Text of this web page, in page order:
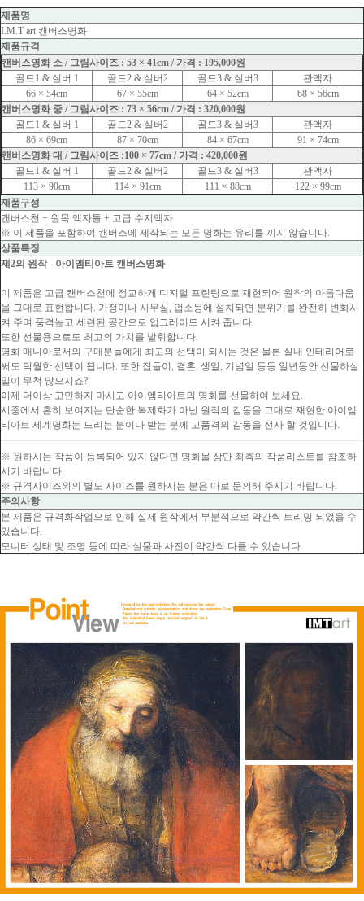
제품명
I.M.T art 캔버스명화
제품규격
캔버스명화 소 / 그림사이즈 : 53 × 41cm / 가격 : 195,000원
골드1 & 실버 1
골드2 & 실버2 골드3 & 실버3
관액자
66 × 54cm
67 × 55cm 64 × 52cm
68 × 56cm
캔버스명화 중 / 그림사이즈 : 73 × 56cm / 가격 : 320,000원
골드1 & 실버 1
골드2 & 실버2 골드3 & 실버3
관액자
86 × 69cm
87 × 70cm 84 × 67cm
91 × 74cm
캔버스명화 대 / 그림사이즈 :100 × 77cm / 가격 : 420,000원
골드1 & 실버 1
골드2 & 실버2 골드3 & 실버3
관액자
113 × 90cm
114 × 91cm 111 × 88cm
122 × 99cm
제품구성
캔버스천 + 원목 액자틀 + 고급 수지액자
※ 이 제품을 포함하여 캔버스에 제작되는 모든 명화는 유리를 끼지 않습니다.
상품특징
제2의 원작 - 아이엠티아트 캔버스명화
이 제품은 고급 캔버스천에 정교하게 디지털 프린팅으로 재현되어 원작의 아름다움
을 그대로 표현합니다. 가정이나 사무실, 업소등에 설치되면 분위기를 완전히 변화시
켜 주며 품격높고 세련된 공간으로 업그레이드 시켜 줍니다.
또한 선물용으로도 최고의 가치를 발휘합니다.
명화 매니아로서의 구매분들에게 최고의 선택이 되시는 것은 물론 실내 인테리어로
써도 탁월한 선택이 됩니다. 또한 집들이, 결혼, 생일, 기념일 등등 일년동안 선물하실
일이 무척 많으시죠?
이제 더이상 고민하지 마시고 아이엠티아트의 명화를 선물하여 보세요.
시중에서 흔히 보여지는 단순한 복제화가 아닌 원작의 감동을 그대로 재현한 아이엠
티아트 세계명화는 드리는 분이나 받는 분께 고품격의 감동을 선사 할 것입니다.
※ 원하시는 작품이 등록되어 있지 않다면 명화몰 상단 좌측의 작품리스트를 참조하
시기 바랍니다.
※ 규격사이즈외의 별도 사이즈를 원하시는 분은 따로 문의해 주시기 바랍니다.
주의사항
본 제품은 규격화작업으로 인해 실제 원작에서 부분적으로 약간씩 트리밍 되었을 수
있습니다.
모니터 상태 및 조명 등에 따라 실물과 사진이 약간씩 다를 수 있습니다.